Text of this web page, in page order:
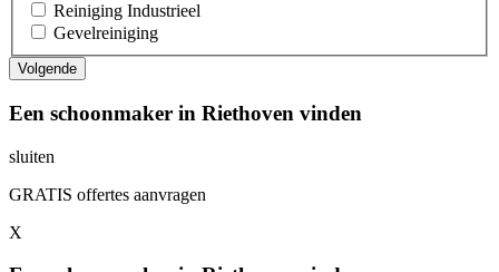
Reiniging Industrieel
Gevelreiniging
Een schoonmaker in Riethoven vinden
sluiten
GRATIS offertes aanvragen
X